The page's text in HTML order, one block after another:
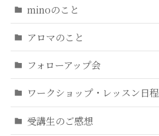
minoのこと
アロマのこと
フォローアップ会
ワークショップ・レッスン日程
受講生のご感想